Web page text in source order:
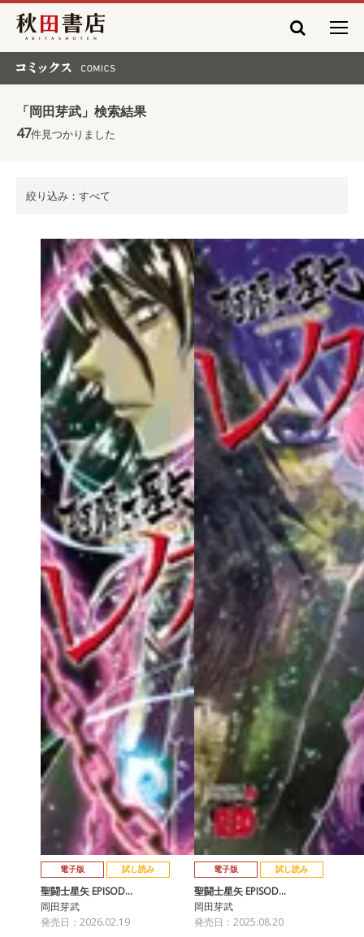
秋田書店
「岡田芽武」検索結果
47件見つかりました
絞り込み：すべて
電子版 試し読み
聖闘士星矢 EPISOD…
岡田芽武
発売日：2026.02.19
電子版 試し読み
聖闘士星矢 EPISOD…
岡田芽武
発売日：2025.08.20